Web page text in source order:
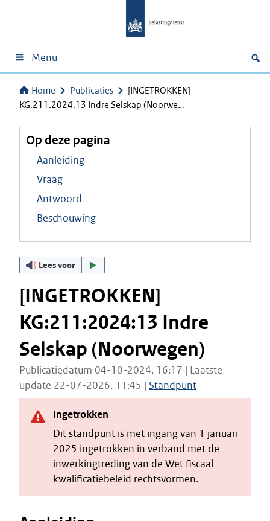
Menu
Home Publicaties
[INGETROKKEN]
KG:211:2024:13 Indre Selskap (Noorwe…
Op deze pagina
Aanleiding
Vraag
Antwoord
Beschouwing
Lees voor
[INGETROKKEN]
KG:211:2024:13 Indre
Selskap (Noorwegen)
Publicatiedatum 04-10-2024, 16:17 | Laatste
update 22-07-2026, 11:45 | Standpunt
Ingetrokken
Dit standpunt is met ingang van 1 januari
2025 ingetrokken in verband met de
inwerkingtreding van de Wet fiscaal
kwalificatiebeleid rechtsvormen.